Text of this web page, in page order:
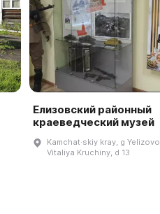
Елизовский районный
краеведческий музей
Kamchat·skiy kray, g
Vitaliya Kruchiny, d 13